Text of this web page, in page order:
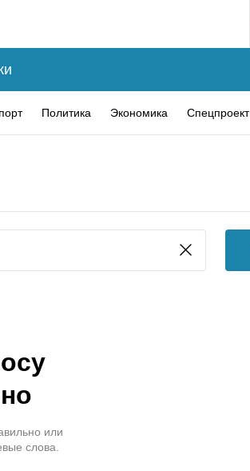
Политика Экономика Спецпроект
или
слова.